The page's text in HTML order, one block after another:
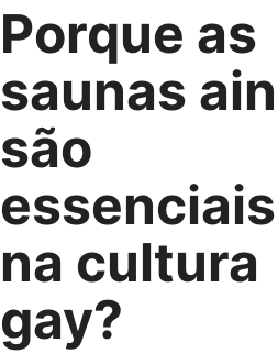
Porque as
saunas
são
essenciais
na cultura
gay?